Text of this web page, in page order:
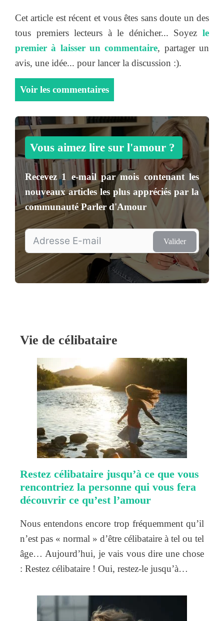
Cet article est récent et vous êtes sans doute un des
tous premiers lecteurs à le dénicher... Soyez le
premier à laisser un commentaire, partager un
avis, une idée... pour lancer la discussion :).
Voir les commentaires
Vous aimez lire sur l'amour ?
Recevez1 e-mail par mois contenant les
nouveaux articles les plus appréciés par la
communautéParler d'Amour
Valider
Vie de célibataire
Restez célibataire jusqu’à ce que vous
rencontriez la personne qui vous fera
découvrir ce qu’est l’amour
Nous entendons encore trop fréquemment qu’il
n’est pas « normal » d’être célibataire à tel ou tel
âge… Aujourd’hui, je vais vous dire une chose
: Restez célibataire ! Oui, restez-le jusqu’à…